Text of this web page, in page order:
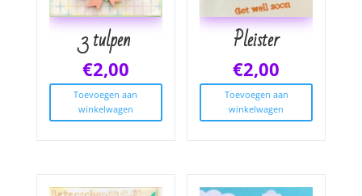
3 tulpen
€2,00
Toevoegen aan
winkelwagen
Pleister
€2,00
Toevoegen aan
winkelwagen